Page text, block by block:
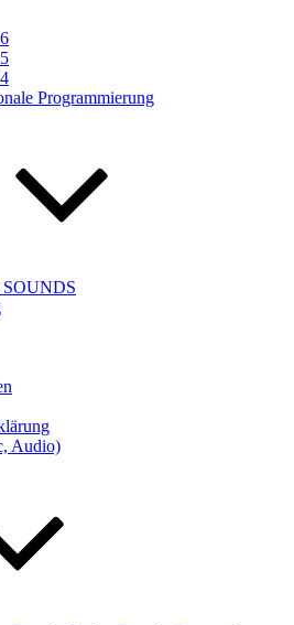
Programmierung
Audio)